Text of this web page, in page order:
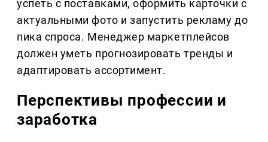
успеть с поставками, оформить карточки с
актуальными фото и запустить рекламу до
пика спроса. Менеджер маркетплейсов
должен уметь прогнозировать тренды и
адаптировать ассортимент.
Перспективы профессии и
заработка